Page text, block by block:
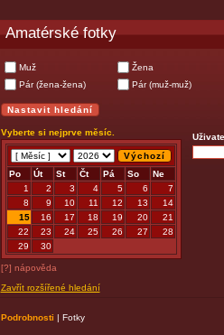
Amatérské fotky
Muž
Žena
Pár (žena-žena)
Pár (muž-muž)
Vyberte si nejprve měsíc.
Po Út St Čt Pá So
Ne
1
2 3 4 5 6
7
8
9 10 11 12 13
14
15
16 17 18 19 20
21
22
23 24 25 26 27
28
29
30
[?] nápověda
Zavřít rozšířené hledání
Podrobnosti | Fotky